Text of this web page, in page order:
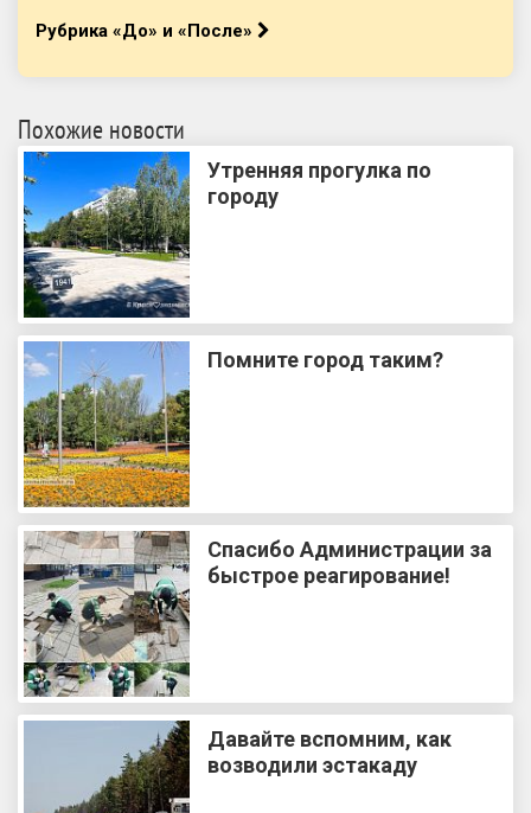
Рубрика «До» и «После»
Похожие новости
Утренняя прогулка по
городу
Помните город таким?
Спасибо Администрации за
быстрое реагирование!
Давайте вспомним, как
возводили эстакаду